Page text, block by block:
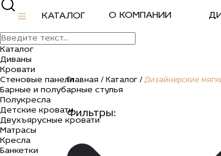
КАТАЛОГ О КОМПАНИИ
Каталог
Диваны
Кровати
Стеновые панели
Барные и полубарные стулья
Полукресла
Детские кровати
Двухъярусные кровати
Матрасы
Кресла
Банкетки
Главная / Каталог / Дизайнерские
Фильтры: